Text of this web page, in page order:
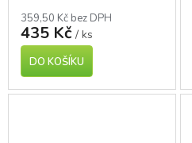
359,50 Kč bez DPH
435 Kč / ks
DO KOŠÍKU